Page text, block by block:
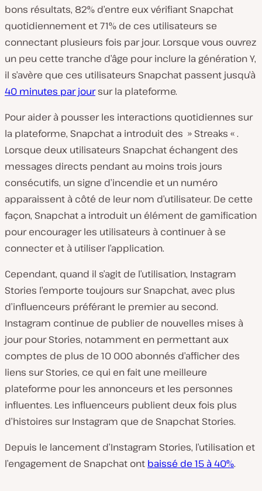
bons résultats, 82% d’entre eux vérifiant Snapchat
quotidiennement et 71% de ces utilisateurs se
connectant plusieurs fois par jour. Lorsque vous ouvrez
un peu cette tranche d’âge pour inclure la génération Y,
il s’avère que ces utilisateurs Snapchat passent jusqu’à
40 minutes par joursur la plateforme.
Pour aider à pousser les interactions quotidiennes sur
la plateforme, Snapchat a introduit des » Streaks « .
Lorsque deux utilisateurs Snapchat échangent des
messages directs pendant au moins trois jours
consécutifs, un signe d’incendie et un numéro
apparaissent à côté de leur nom d’utilisateur. De cette
façon, Snapchat a introduit un élément de gamification
pour encourager les utilisateurs à continuer à se
connecter et à utiliser l’application.
Cependant, quand il s’agit de l’utilisation, Instagram
Stories l’emporte toujours sur Snapchat, avec plus
d’influenceurs préférant le premier au second.
Instagram continue de publier de nouvelles mises à
jour pour Stories, notamment en permettant aux
comptes de plus de 10 000 abonnés d’afficher des
liens sur Stories, ce qui en fait une meilleure
plateforme pour les annonceurs et les personnes
influentes. Les influenceurs publient deux fois plus
d’histoires sur Instagram que de Snapchat Stories.
Depuis le lancement d’Instagram Stories, l’utilisation et
l’engagement de Snapchat ont baissé de 15 à 40%.